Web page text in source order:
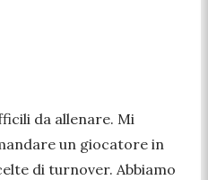
da allenare. Mi
un giocatore in
di turnover. Abbiamo